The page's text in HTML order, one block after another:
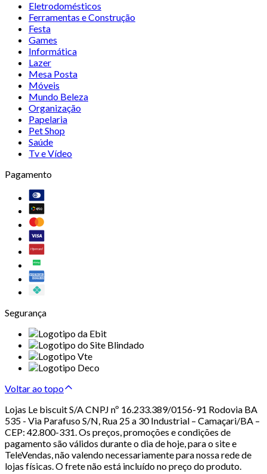
Eletrodomésticos
Ferramentas e Construção
Festa
Games
Informática
Lazer
Mesa Posta
Móveis
Mundo Beleza
Organização
Papelaria
Pet Shop
Saúde
Tv e Vídeo
Pagamento
Segurança
Voltar ao topo
Lojas Le biscuit S/A CNPJ nº 16.233.389/0156-91 Rodovia BA
535 - Via Parafuso S/N, Rua 25 a 30 Industrial – Camaçari/BA –
CEP: 42.800-331. Os preços, promoções e condições de
pagamento são válidos durante o dia de hoje, para o site e
TeleVendas, não valendo necessariamente para nossa rede de
lojas físicas. O frete não está incluído no preço do produto.